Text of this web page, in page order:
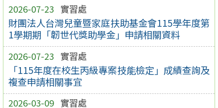
2026-07-23 實習處
財團法人台灣兒童暨家庭扶助基金會115學年度第
1學期期「韌世代獎助學金」申請相關資料
2026-07-23 實習處
「115年度在校生丙級專案技能檢定」成績查詢及
複查申請相關事宜
2026-03-09 實習處